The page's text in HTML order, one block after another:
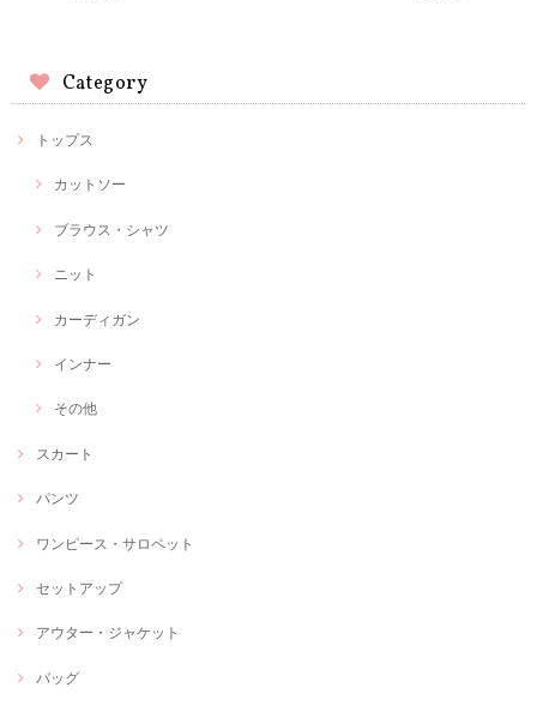
Category
トップス
カットソー
ブラウス・シャツ
ニット
カーディガン
インナー
その他
スカート
パンツ
ワンピース・サロペット
セットアップ
アウター・ジャケット
バッグ